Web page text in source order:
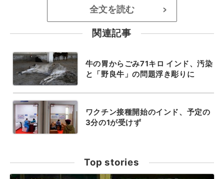
全文を読む >
関連記事
牛の胃からごみ71キロ インド、汚染
と「野良牛」の問題浮き彫りに
ワクチン接種開始のインド、予定の
3分の1が受けず
Top stories